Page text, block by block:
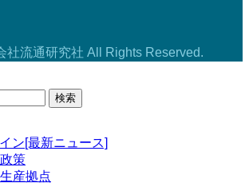
社流通研究社 All Rights Reserved.
ン[最新ニュース]
策
産拠点